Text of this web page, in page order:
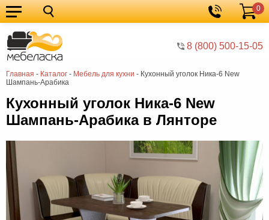
8 (800) 500-15-05
Корзина
0
Главная - Каталог - Мебель для кухни - Кухонный уголок Ника-6 New
Шампань-Арабика
Кухонные
гарнитуры
Мебель
для
кухни
Мебель
для
спальни
Кровати
Шкафы
Диваны
Мягкая
мебель
Детская
мебель
Мебель
вМебель
Кухонный уголок Ника-6 New
Шампань-Арабика в Лянторе